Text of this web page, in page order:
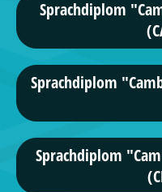
Sprachdiplom
Sprachdiplom
Sprachdiplom